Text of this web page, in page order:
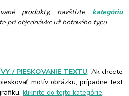
produkty, navštívte kategóriu
pri objednávke už hotového typu.
/ PIESKOVANIE TEXTU: Ak chcete
motív obrázku, prípadne text
kliknite do tejto kategórie.